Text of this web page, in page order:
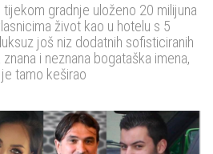
gradnje uloženo 20 milijuna
život kao u hotelu s 5
još niz dodatnih sofisticiranih
i neznana bogataška imena,
tamo keširao